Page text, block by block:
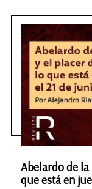
Abelardo de
que está en